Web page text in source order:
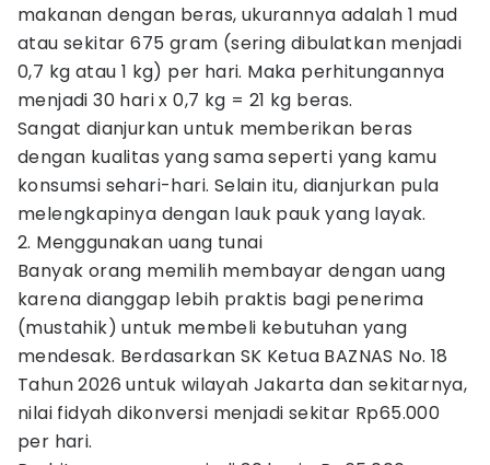
makanan dengan beras, ukurannya adalah 1 mud
atau sekitar 675 gram (sering dibulatkan menjadi
0,7 kg atau 1 kg) per hari. Maka perhitungannya
menjadi 30 hari x 0,7 kg = 21 kg beras.
Sangat dianjurkan untuk memberikan beras
dengan kualitas yang sama seperti yang kamu
konsumsi sehari-hari. Selain itu, dianjurkan pula
melengkapinya dengan lauk pauk yang layak.
2. Menggunakan uang tunai
Banyak orang memilih membayar dengan uang
karena dianggap lebih praktis bagi penerima
(mustahik) untuk membeli kebutuhan yang
mendesak. Berdasarkan SK Ketua BAZNAS No. 18
Tahun 2026 untuk wilayah Jakarta dan sekitarnya,
nilai fidyah dikonversi menjadi sekitar Rp65.000
per hari.